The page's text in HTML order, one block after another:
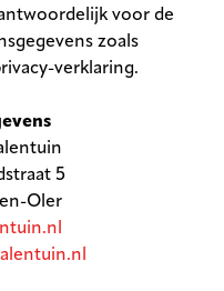
voor de
zoals
verklaring.
5
Oler